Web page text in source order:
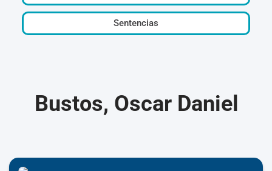
Sentencias
Bustos, Oscar Daniel